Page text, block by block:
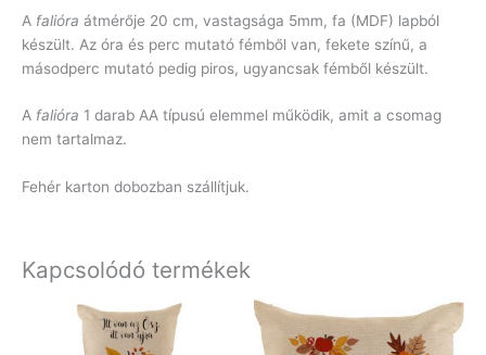
A falióra átmérője 20 cm, vastagsága 5mm, fa (MDF) lapból
készült. Az óra és perc mutató fémből van, fekete színű, a
másodperc mutató pedig piros, ugyancsak fémből készült.
A falióra 1 darab AA típusú elemmel működik, amit a csomag
nem tartalmaz.
Fehér karton dobozban szállítjuk.
Kapcsolódó termékek